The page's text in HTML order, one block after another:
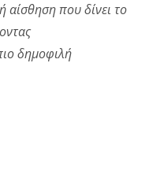
αίσθηση που δίνει το
δημοφιλή